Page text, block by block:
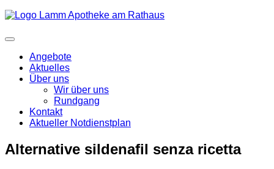
Angebote
Aktuelles
Über uns
Wir über uns
Rundgang
Kontakt
Aktueller Notdienstplan
Alternative sildenafil senza ricetta